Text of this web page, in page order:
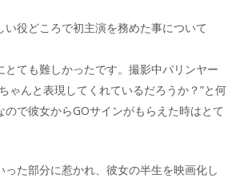
い役どころで初主演を務めた事について
とても難しかったです。撮影中パリンヤー
ゃんと表現してくれているだろうか？”と何
ので彼女からGOサインがもらえた時はとて
った部分に惹かれ、彼女の半生を映画化し